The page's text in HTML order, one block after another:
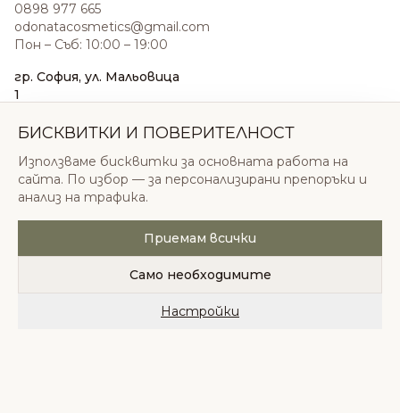
0898 977 665
odonatacosmetics@gmail.com
Пон – Съб: 10:00 – 19:00
гр. София, ул. Мальовица
1
sales@odonatacosmetics.com
Нед: 11:00 – 18:00
© 2026 Одоната Козметикс ООД. Всички права
запазени.
Политика за поверителностОбщи условия
БИСКВИТКИ И ПОВЕРИТЕЛНОСТ
Използваме бисквитки за основната работа на
сайта. По избор — за персонализирани препоръки и
анализ на трафика.
Приемам всички
Само необходимите
Настройки